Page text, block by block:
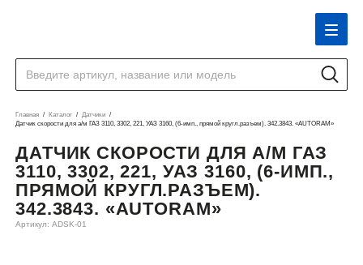
Главная Каталог
Датчики
Датчик скорости для а/м ГАЗ 3110, 3302, 221, УАЗ 3160, (6-имп., прямой кругл.разъем). 342.3843. «AUTORAM»
ДАТЧИК СКОРОСТИ ДЛЯ А/М ГАЗ
3110, 3302, 221, УАЗ 3160, (6-ИМП.,
ПРЯМОЙ КРУГЛ.РАЗЪЕМ).
342.3843. «AUTORAM»
Артикул: ADSK-01